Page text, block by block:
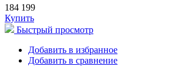
184 199
Купить
Быстрый просмотр
Добавить в избранное
Добавить в сравнение